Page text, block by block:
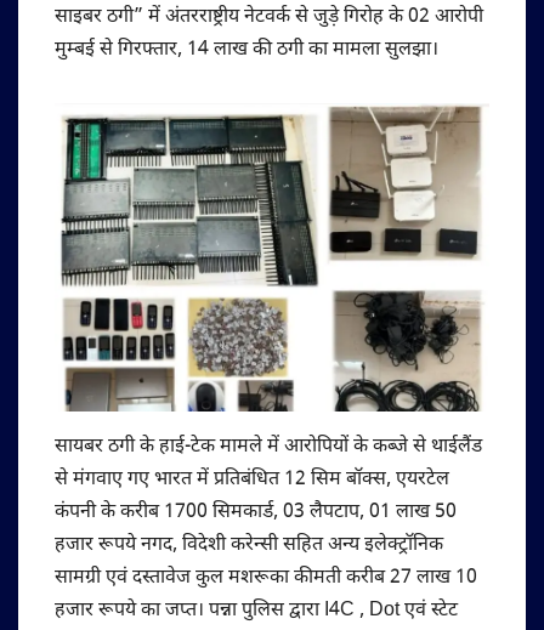
साइबर ठगी” में अंतरराष्ट्रीय नेटवर्क से जुड़े गिरोह के 02 आरोपी
मुम्बई से गिरफ्तार, 14 लाख की ठगी का मामला सुलझा।
सायबर ठगी के हाई-टेक मामले में आरोपियों के कब्जे से थाईलैंड
से मंगवाए गए भारत में प्रतिबंधित 12 सिम बॉक्स, एयरटेल
कंपनी के करीब 1700 सिमकार्ड, 03 लैपटाप, 01 लाख 50
हजार रूपये नगद, विदेशी करेन्सी सहित अन्य इलेक्ट्रॉनिक
सामग्री एवं दस्तावेज कुल मशरूका कीमती करीब 27 लाख 10
हजार रूपये का जप्त। पन्ना पुलिस द्वारा I4C , Dot एवं स्टेट